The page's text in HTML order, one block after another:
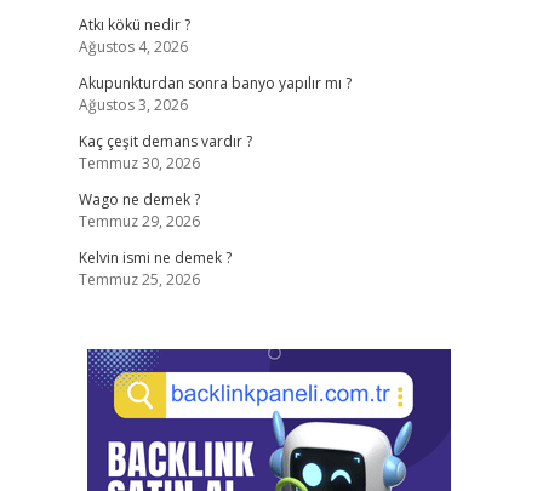
Atkı kökü nedir ?
Ağustos 4, 2026
Akupunkturdan sonra banyo yapılır mı ?
Ağustos 3, 2026
Kaç çeşit demans vardır ?
Temmuz 30, 2026
Wago ne demek ?
Temmuz 29, 2026
Kelvin ismi ne demek ?
Temmuz 25, 2026